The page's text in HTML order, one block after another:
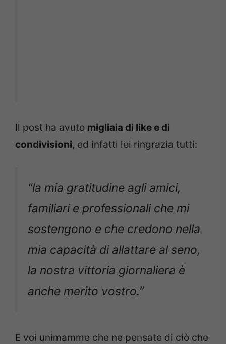
Il post ha avuto migliaia di like e di
condivisioni, ed infatti lei ringrazia tutti:
“la mia gratitudine agli amici,
familiari e professionali che mi
sostengono e che credono nella
mia capacità di allattare al seno,
la nostra vittoria giornaliera è
anche merito vostro.”
E voi unimamme che ne pensate di ciò che